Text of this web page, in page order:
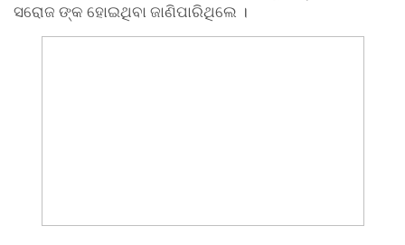
ସରୋଜ ଙ୍କ ହୋଇଥିବା ଜାଣିପାରିଥିଲେ ।